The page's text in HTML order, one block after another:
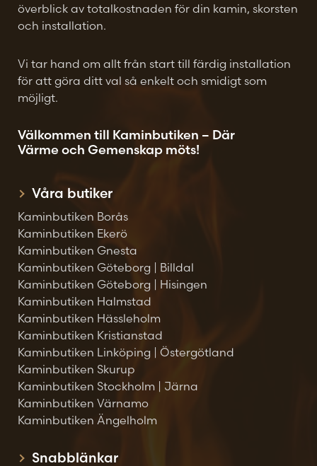
överblick av totalkostnaden för din kamin, skorsten
och installation.
Vi tar hand om allt från start till färdig installation
för att göra ditt val så enkelt och smidigt som
möjligt.
Välkommen till Kaminbutiken – Där
Värme och Gemenskap möts!
Våra butiker
Kaminbutiken Borås
Kaminbutiken Ekerö
Kaminbutiken Gnesta
Kaminbutiken Göteborg | Billdal
Kaminbutiken Göteborg | Hisingen
Kaminbutiken Halmstad
Kaminbutiken Hässleholm
Kaminbutiken Kristianstad
Kaminbutiken Linköping | Östergötland
Kaminbutiken Skurup
Kaminbutiken Stockholm | Järna
Kaminbutiken Värnamo
Kaminbutiken Ängelholm
Snabblänkar